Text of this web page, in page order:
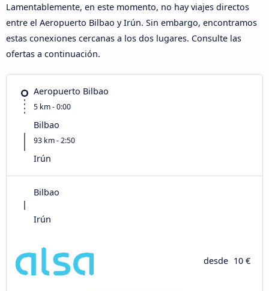
Lamentablemente, en este momento, no hay viajes directos
entre el Aeropuerto Bilbao y Irún. Sin embargo, encontramos
estas conexiones cercanas a los dos lugares. Consulte las
ofertas a continuación.
Aeropuerto Bilbao
5 km - 0:00
Bilbao
93 km - 2:50
Irún
Bilbao
Irún
desde 10 €